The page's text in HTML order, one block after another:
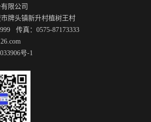
限公司
牌头镇新升村植树王村
传真：0575-87173333
号-1